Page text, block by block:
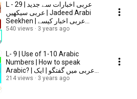
L - 29 | عربی اخبارات سے جديد
عربی سیکھیں | Jadeed Arabi
Seekhen | عربی اخبار کیسے
پڑھیں؟
540 views 3 years ago
L- 9 | Use of 1-10 Arabic
Numbers | How to speak
Arabic? | عربی میں گفتگو | ایک
سے دس تک کی تمیز
214 views 3 years ago